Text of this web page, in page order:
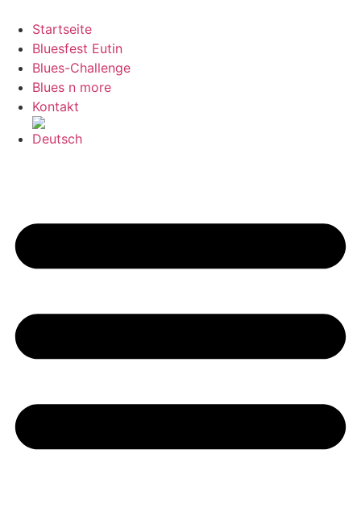
Inhalt
springen
Startseite
Bluesfest Eutin
Blues-Challenge
Blues n more
Kontakt